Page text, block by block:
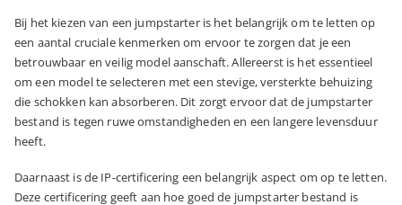
Bij het kiezen van een jumpstarter is het belangrijk om te letten op
een aantal cruciale kenmerken om ervoor te zorgen dat je een
betrouwbaar en veilig model aanschaft. Allereerst is het essentieel
om een model te selecteren met een stevige, versterkte behuizing
die schokken kan absorberen. Dit zorgt ervoor dat de jumpstarter
bestand is tegen ruwe omstandigheden en een langere levensduur
heeft.
Daarnaast is de IP-certificering een belangrijk aspect om op te letten.
Deze certificering geeft aan hoe goed de jumpstarter bestand is